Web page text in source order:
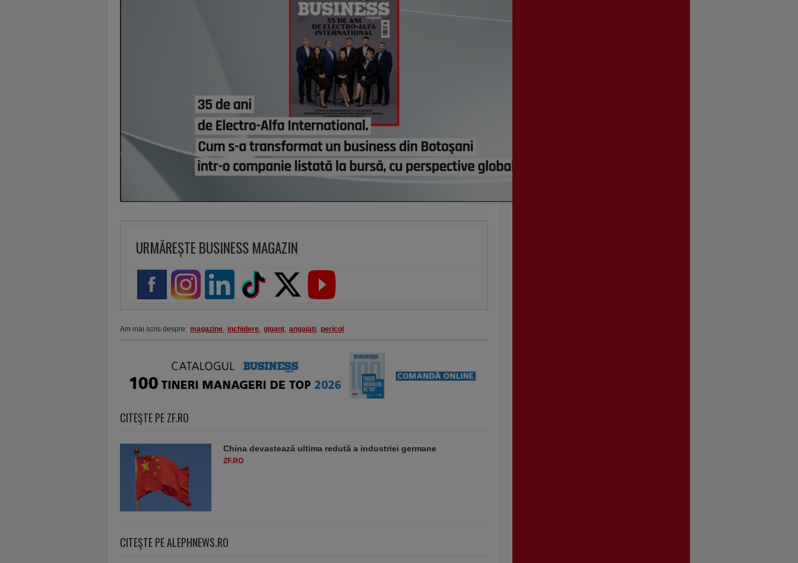
URMĂREȘTE BUSINESS MAGAZIN
Am mai scris despre: magazine, inchidere, gigant, angajati, pericol
CITEŞTE PE ZF.RO
China devastează ultima redută a industriei germane
ZF.RO
CITEŞTE PE ALEPHNEWS.RO